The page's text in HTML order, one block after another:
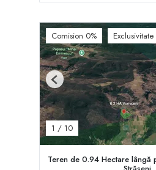
Comision 0% Exclusivitate
1 / 10
Previous
Teren de 0.94 Hectare